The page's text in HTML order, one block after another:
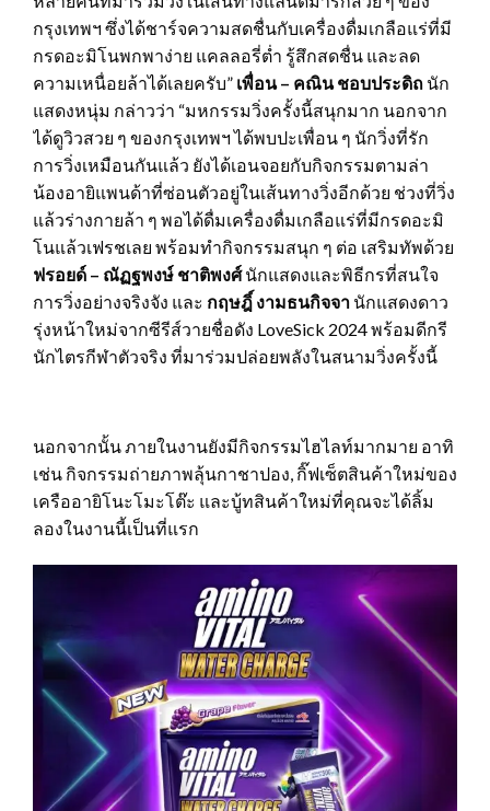
กรุงเทพฯ ซึ่งได้ชาร์จความสดชื่นกับเครื่องดื่มเกลือแร่ที่มี
กรดอะมิโนพกพาง่าย แคลลอรี่ต่ำ รู้สึกสดชื่น และลด
ความเหนื่อยล้าได้เลยครับ” เพื่อน – คณิน ชอบประดิถ นัก
แสดงหนุ่ม กล่าวว่า “มหกรรมวิ่งครั้งนี้สนุกมาก นอกจาก
ได้ดูวิวสวย ๆ ของกรุงเทพฯ ได้พบปะเพื่อน ๆ นักวิ่งที่รัก
การวิ่งเหมือนกันแล้ว ยังได้เอนจอยกับกิจกรรมตามล่า
น้องอายิแพนด้าที่ซ่อนตัวอยู่ในเส้นทางวิ่งอีกด้วย ช่วงที่วิ่ง
แล้วร่างกายล้า ๆ พอได้ดื่มเครื่องดื่มเกลือแร่ที่มีกรดอะมิ
โนแล้วเฟรชเลย พร้อมทำกิจกรรมสนุก ๆ ต่อ เสริมทัพด้วย
ฟรอยด์ – ณัฏฐพงษ์ ชาติพงศ์นักแสดงและพิธีกรที่สนใจ
การวิ่งอย่างจริงจัง และ กฤษฎิ์ งามธนกิจจา นักแสดงดาว
รุ่งหน้าใหม่จากซีรีส์วายชื่อดัง LoveSick 2024 พร้อมดีกรี
นักไตรกีฬาตัวจริง ที่มาร่วมปล่อยพลังในสนามวิ่งครั้งนี้
นอกจากนั้น ภายในงานยังมีกิจกรรมไฮไลท์มากมาย อาทิ
เช่น กิจกรรมถ่ายภาพลุ้นกาชาปอง, กิ๊ฟเซ็ตสินค้าใหม่ของ
เครืออายิโนะโมะโต๊ะ และบู้ทสินค้าใหม่ที่คุณจะได้ลิ้ม
ลองในงานนี้เป็นที่แรก